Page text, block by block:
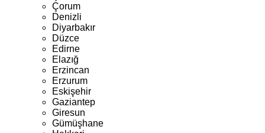
Çorum
Denizli
Diyarbakır
Düzce
Edirne
Elazığ
Erzincan
Erzurum
Eskişehir
Gaziantep
Giresun
Gümüşhane